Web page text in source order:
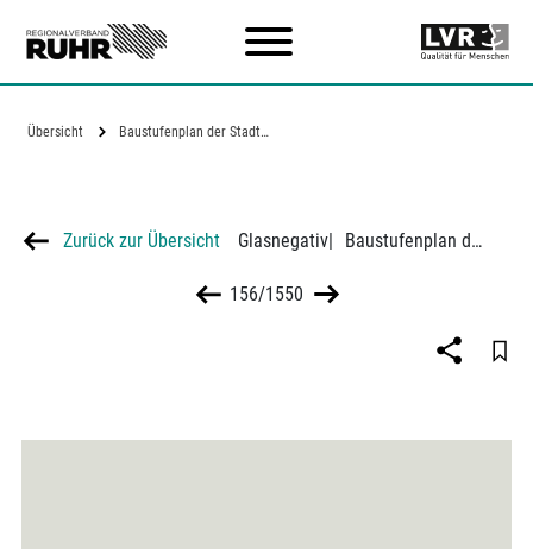
Übersicht Baustufenplan der Stadt Dortmund
Zurück zur Übersicht Glasnegativ| Baustufenplan der Stadt Dortmund
156/1550